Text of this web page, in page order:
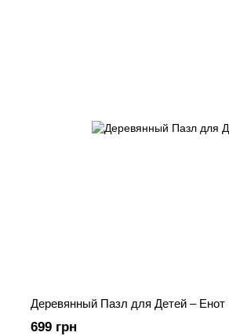
Деревянный Пазл для Детей – Енот
699 грн